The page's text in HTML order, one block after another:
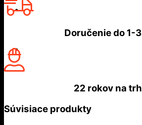
Doručenie do1-
22 rokov na
Súvisiace produkty